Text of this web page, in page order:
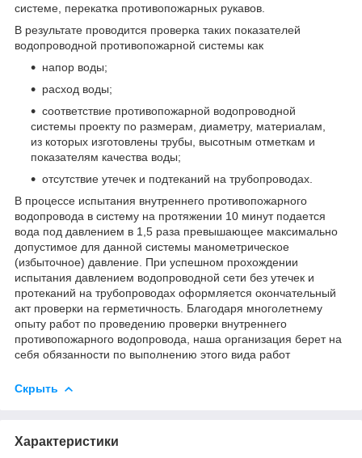
системе, перекатка противопожарных рукавов.
В результате проводится проверка таких показателей
водопроводной противопожарной системы как
напор воды;
расход воды;
соответствие противопожарной водопроводной
системы проекту по размерам, диаметру, материалам,
из которых изготовлены трубы, высотным отметкам и
показателям качества воды;
отсутствие утечек и подтеканий на трубопроводах.
В процессе испытания внутреннего противопожарного
водопровода в систему на протяжении 10 минут подается
вода под давлением в 1,5 раза превышающее максимально
допустимое для данной системы манометрическое
(избыточное) давление. При успешном прохождении
испытания давлением водопроводной сети без утечек и
протеканий на трубопроводах оформляется окончательный
акт проверки на герметичность. Благодаря многолетнему
опыту работ по проведению проверки внутреннего
противопожарного водопровода, наша организация берет на
себя обязанности по выполнению этого вида работ
Скрыть
Характеристики